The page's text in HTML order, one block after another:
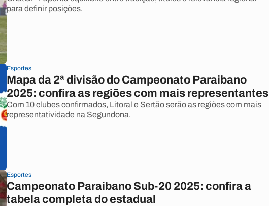
para definir posições.
Esportes
Mapa da 2ª divisão do Campeonato Paraibano
2025: confira as regiões com mais representantes
Com 10 clubes confirmados, Litoral e Sertão serão as regiões com mais
representatividade na Segundona.
Esportes
Campeonato Paraibano Sub-20 2025: confira a
tabela completa do estadual